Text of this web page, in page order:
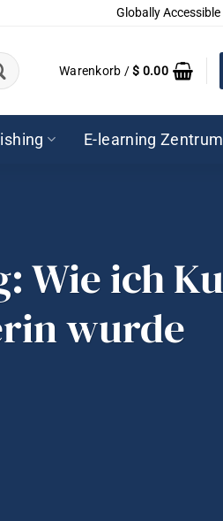
Globally
Warenkorb /$ 0.00
E-learning Zentrum
Wie ich
wurde